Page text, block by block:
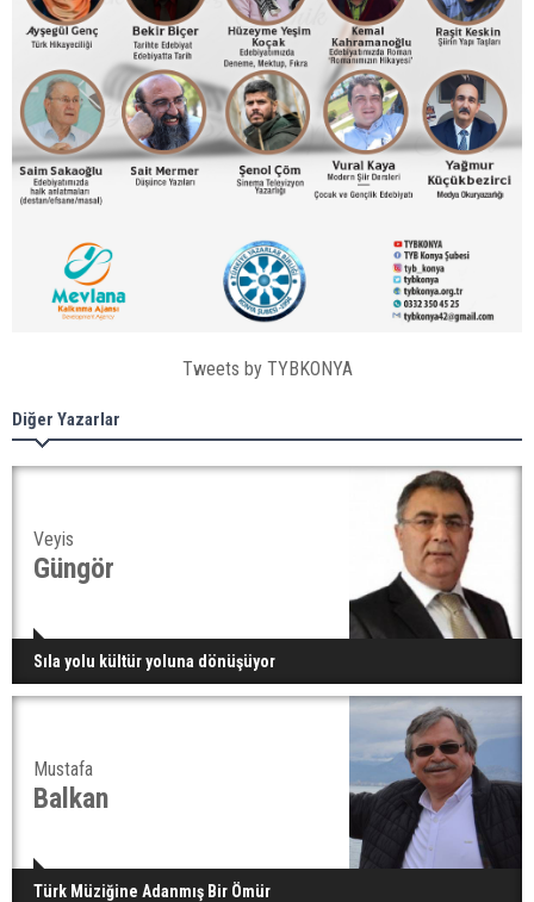
Tweets by TYBKONYA
Diğer Yazarlar
Veyis
Güngör
Sıla yolu kültür yoluna dönüşüyor
Mustafa
Balkan
Türk Müziğine Adanmış Bir Ömür